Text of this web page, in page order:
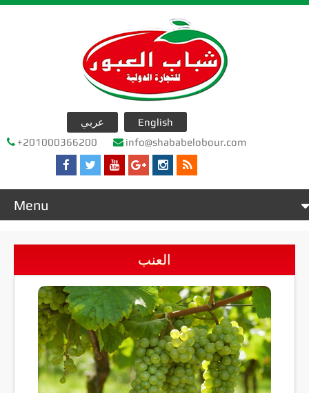
عربي
English
+201000366200
info@shababelobour.com
Menu
company products
جدول التصدير
خدمات الشركة
الشهادات
إتصل بنا
العنب